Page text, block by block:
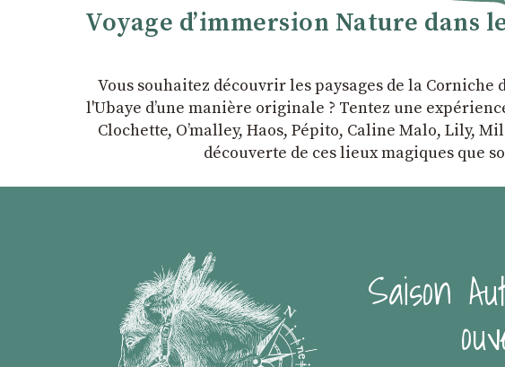
Voyage d’immersion Nature dans
Vous souhaitez découvrir les paysages de la
l'Ubaye dʼune manière originale ? Tentez une
Clochette, Oʼmalley, Haos, Pépito, Caline Malo, Lily,
découverte de ces lieux magiques que
Saison